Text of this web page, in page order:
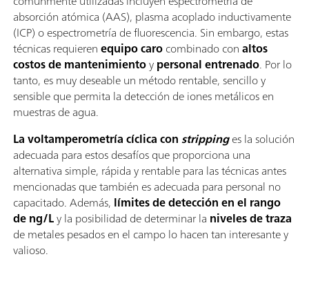
absorción atómica (AAS), plasma acoplado inductivamente
(ICP) o espectrometría de fluorescencia. Sin embargo, estas
técnicas requierenequipo carocombinado conaltos
costos de mantenimientoypersonal entrenado. Por lo
tanto, es muy deseable un método rentable, sencillo y
sensible que permita la detección de iones metálicos en
muestras de agua.
La voltamperometría cíclica constrippinges la solución
adecuada para estos desafíos que proporciona una
alternativa simple, rápida y rentable para las técnicas antes
mencionadas que también es adecuada para personal no
capacitado. Además, límites de detección en el rango
de ng/Ly la posibilidad de determinar la niveles de traza
de metales pesados en el campo lo hacen tan interesante y
valioso.